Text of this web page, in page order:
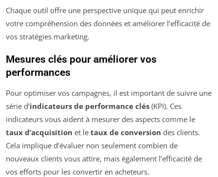
Chaque outil offre une perspective unique qui peut enrichir
votre compréhension des données et améliorer l’efficacité de
vos stratégies marketing.
Mesures clés pour améliorer vos
performances
Pour optimiser vos campagnes, il est important de suivre une
série d’indicateurs de performance clés (KPI). Ces
indicateurs vous aident à mesurer des aspects comme le
taux d’acquisition et le taux de conversion des clients.
Cela implique d’évaluer non seulement combien de
nouveaux clients vous attire, mais également l’efficacité de
vos efforts pour les convertir en acheteurs.